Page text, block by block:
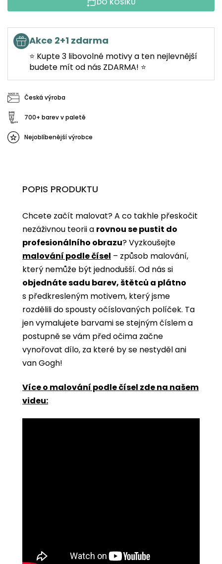
DO KOŠÍKU
Akce 2+1 zdarma
⭐ Kupte 3 libovolné motivy a ten nejlevnější
budete mít od nás ZDARMA! ⭐
Česká výroba
700+ barev v paletě
Nejoblíbenější výrobce
POPIS PRODUKTU
Chcete začít malovat? A co takhle přeskočit
nezáživnou teorii a rovnou se pustit do
profesionálního obrazu? Vyzkoušejte
malování podle čísel ­­– způsob malování,
který nemůže být jednodušší. Od nás si
objednáte sadu barev, štětců a plátno
s předkresleným motivem, který jsme
rozdělili do spousty očíslovaných políček. Ta
jen vymalujete barvami se stejným číslem a
postupně se vám před očima začne
vynořovat dílo, za které by se nestyděl ani
van Gogh!
Více o malování podle čísel zde na našem
videu: